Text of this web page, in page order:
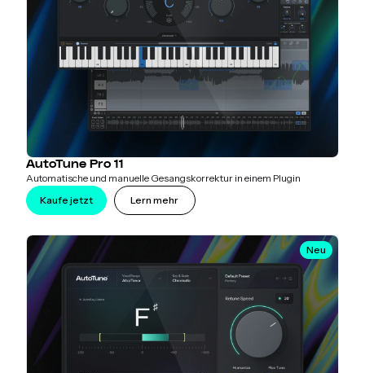
AutoTune Pro 11
Automatische und manuelle Gesangskorrektur in einem Plugin
Kaufe jetzt
Lern mehr
Neu